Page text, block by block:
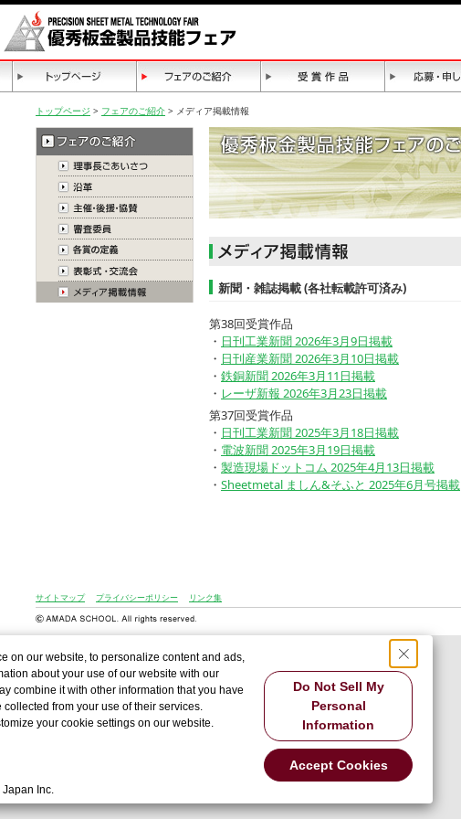
トップページ > フェアのご紹介 > メディア掲載情報
新聞・雑誌掲載 (各社転載許可済み)
第38回受賞作品
・ 日刊工業新聞 2026年3月9日掲載
・ 日刊産業新聞 2026年3月10日掲載
・ 鉄銅新聞 2026年3月11日掲載
・ レーザ新報 2026年3月23日掲載
第37回受賞作品
・ 日刊工業新聞 2025年3月18日掲載
・ 電波新聞 2025年3月19日掲載
・ 製造現場ドットコム 2025年4月13日掲載
・ Sheetmetal ましん&そふと 2025年6月号掲載
サイトマップ プライバシーポリシー リンク集
on our website, to personalize content and ads,
about your use of our website with our
combine it with other information that you have
from your use of their services.
your cookie settings on our website.
Do Not Sell My
Personal
Information
Accept Cookies
Japan Inc.